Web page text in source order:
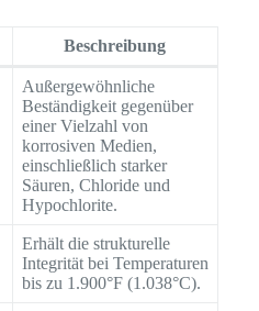
Beschreibung
Außergewöhnliche
Beständigkeit gegenüber
einer Vielzahl von
korrosiven Medien,
einschließlich starker
Säuren, Chloride und
Hypochlorite.
Erhält die strukturelle
Integrität bei Temperaturen
bis zu 1.900°F (1.038°C).